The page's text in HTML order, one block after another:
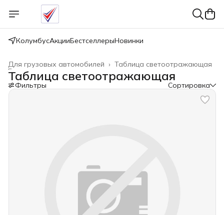
КолумбусАкцииБестселлерыНовинки
Таблица светоотражающая
Для грузовых автомобилей ›
Главная
Таблица светоотражающая
Фильтры Сортировка